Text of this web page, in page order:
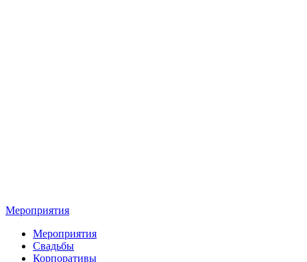
Мероприятия
Мероприятия
Свадьбы
Корпоративы